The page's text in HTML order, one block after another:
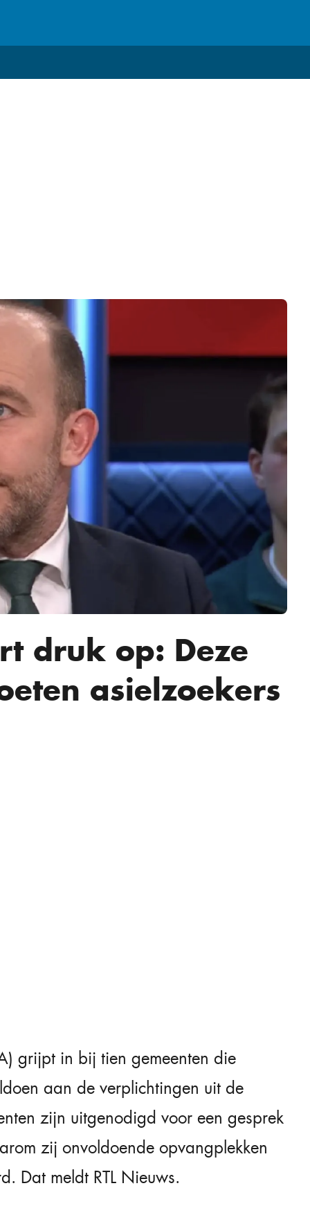
druk op: Deze
asielzoekers
grijpt in bij tien gemeenten die
aan de verplichtingen uit de
zijn uitgenodigd voor een gesprek
zij onvoldoende opvangplekken
Dat meldt RTL Nieuws.